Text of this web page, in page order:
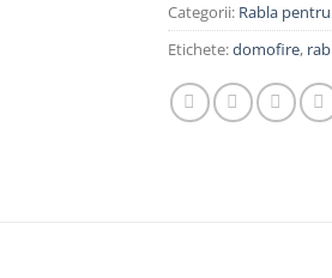
Categorii: Rabla
Etichete:domofire,